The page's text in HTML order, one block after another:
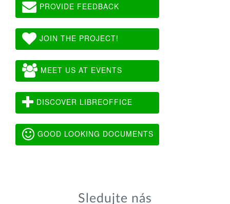
PROVIDE FEEDBACK
JOIN THE PROJECT!
MEET US AT EVENTS
DISCOVER LIBREOFFICE
GOOD LOOKING DOCUMENTS
Sledujte nás